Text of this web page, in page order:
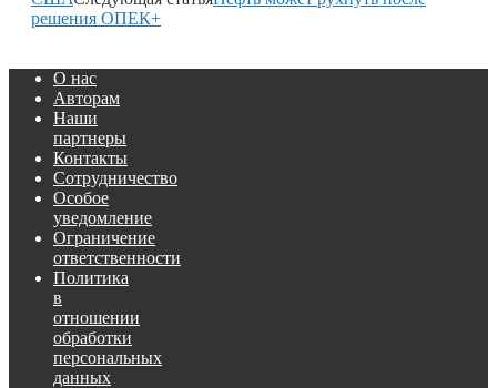
решения ОПЕК+
О нас
Авторам
Наши
партнеры
Контакты
Сотрудничество
Особое
уведомление
Ограничение
ответственности
Политика
в
отношении
обработки
персональных
данных